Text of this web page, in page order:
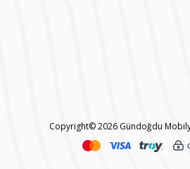
Copyright© 2026 Gündoğdu